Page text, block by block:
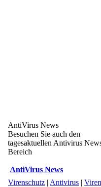
AntiVirus News
Besuchen Sie auch den
tagesaktuellen Antivirus
Bereich
AntiVirus News
Virenschutz | Antivirus |